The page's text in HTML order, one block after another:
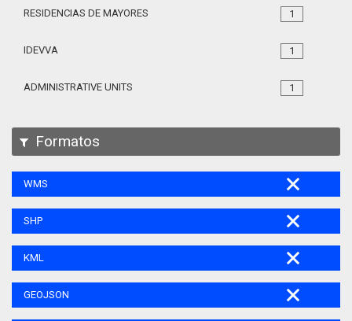
1
RESIDENCIAS DE MAYORES
1
IDEVVA
1
ADMINISTRATIVE UNITS
Formatos
WMS
SHP
KML
GEOJSON